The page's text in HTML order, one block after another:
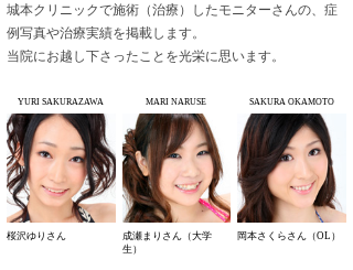
城本クリニックで施術（治療）したモニターさんの、症
例写真や治療実績を掲載します。
当院にお越し下さったことを光栄に思います。
YURI SAKURAZAWA
桜沢ゆりさん
MARI NARUSE
成瀬まりさん（大学
生）
SAKURA OKAMOTO
岡本さくらさん（OL）